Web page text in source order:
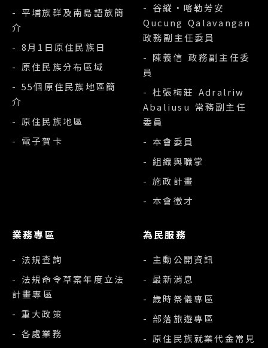
- 平埔族群及南島語族簡
介
- 8月1日原住民族日
- 原住民族分布區域
- 55個原住民族地區簡
介
- 原住民族地區
- 電子賀卡
- 谷縱‧喀勒芳安
Qucung Qalavangan
政務副主任委員
- 陳義信 政務副主任委
員
- 杜張梅莊 Adralriw
Abaliusu 常務副主任
委員
- 本會委員
- 組織與職掌
- 施政計畫
- 本會徵才
業務專區
- 法規查詢
- 法規命令草案年度立法
計畫專區
- 重大政策
- 各處業務
為民服務
- 主動公開資訊
- 最新消息
- 歲時祭儀專區
- 部落旅遊專區
- 原住民族就業代金常見